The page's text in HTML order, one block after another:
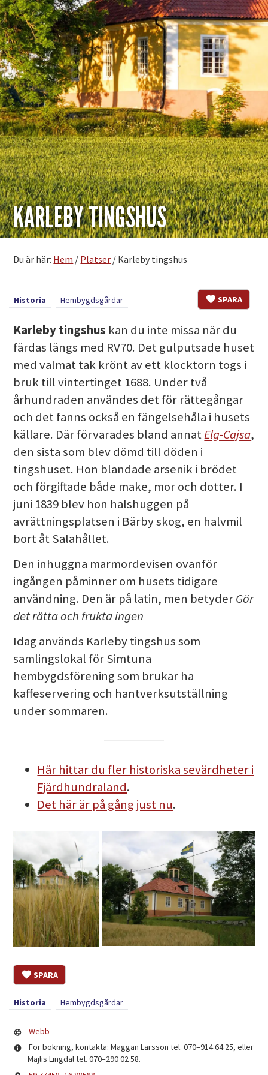
KARLEBY TINGSHUS
Du är här: Hem / Platser / Karleby tingshus
SPARA
Historia Hembygdsgårdar
Karleby tingshus kan du inte missa när du
färdas längs med RV70. Det gulputsade huset
med valmat tak krönt av ett klocktorn togs i
bruk till vintertinget 1688. Under två
århundraden användes det för rättegångar
och det fanns också en fängelsehåla i husets
källare. Där förvarades bland annatElg-Cajsa,
den sista som blev dömd till döden i
tingshuset. Hon blandade arsenik i brödet
och förgiftade både make, mor och dotter. I
juni 1839 blev hon halshuggen på
avrättningsplatsen i Bärby skog, en halvmil
bort åt Salahållet.
Den inhuggna marmordevisen ovanför
ingången påminner om husets tidigare
användning. Den är på latin, men betyderGör
det rätta och frukta ingen
Idag används Karleby tingshus som
samlingslokal för Simtuna
hembygdsförening som brukar ha
kaffeservering och hantverksutställning
under sommaren.
Här hittar du fler historiska sevärdheter i
Fjärdhundraland.
Det här är på gång just nu.
SPARA
Historia Hembygdsgårdar
Webb
För bokning, kontakta: Maggan Larsson tel. 070–914 64 25, eller
Majlis Lingdal tel. 070–290 02 58.